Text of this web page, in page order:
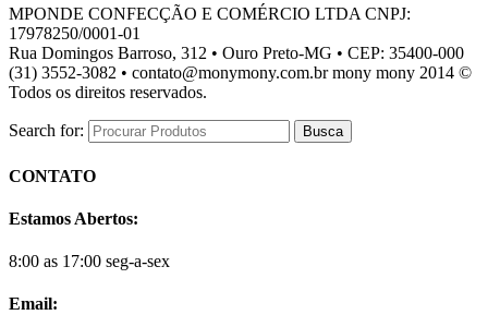
MPONDE CONFECÇÃO E COMÉRCIO LTDA CNPJ:
17978250/0001-01
Rua Domingos Barroso, 312 • Ouro Preto-MG • CEP: 35400-000
(31) 3552-3082 • contato@monymony.com.br mony mony 2014 ©
Todos os direitos reservados.
Search for:
CONTATO
Estamos Abertos:
8:00 as 17:00 seg-a-sex
Email: